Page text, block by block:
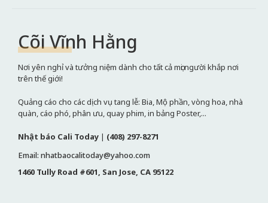
Cõi Vĩnh Hằng
Nơi yên nghỉ và tưởng niệm dành cho tất cả mọi người khắp nơi
trên thế giới!
Quảng cáo cho các dịch vụ tang lễ: Bia, Mộ phần, vòng hoa, nhà
quàn, cáo phó, phân ưu, quay phim, in bảng Poster,...
Nhật báo Cali Today | (408) 297-8271
Email: nhatbaocalitoday@yahoo.com
1460 Tully Road #601, San Jose, CA 95122